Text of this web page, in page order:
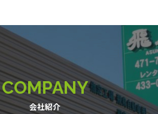
COMPANY
会社紹介